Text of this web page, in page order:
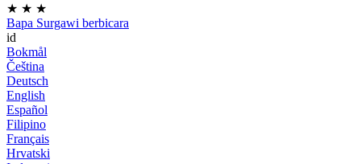
★ ★ ★
Bapa Surgawi berbicara
id
Bokmål
Čeština
Deutsch
English
Español
Filipino
Français
Hrvatski